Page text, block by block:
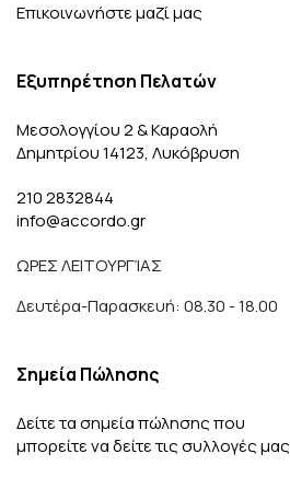
Επικοινωνήστε μαζί μας
Εξυπηρέτηση Πελατών
Μεσολογγίου 2 & Καραολή
Δημητρίου 14123, Λυκόβρυση
210 2832844
info@accordo.gr
ΩΡΕΣ ΛΕΙΤΟΥΡΓΊΑΣ
Δευτέρα-Παρασκευή: 08.30 - 18.00
Σημεία Πώλησης
Δείτε τα σημεία πώλησης που
μπορείτε να δείτε τις συλλογές μας